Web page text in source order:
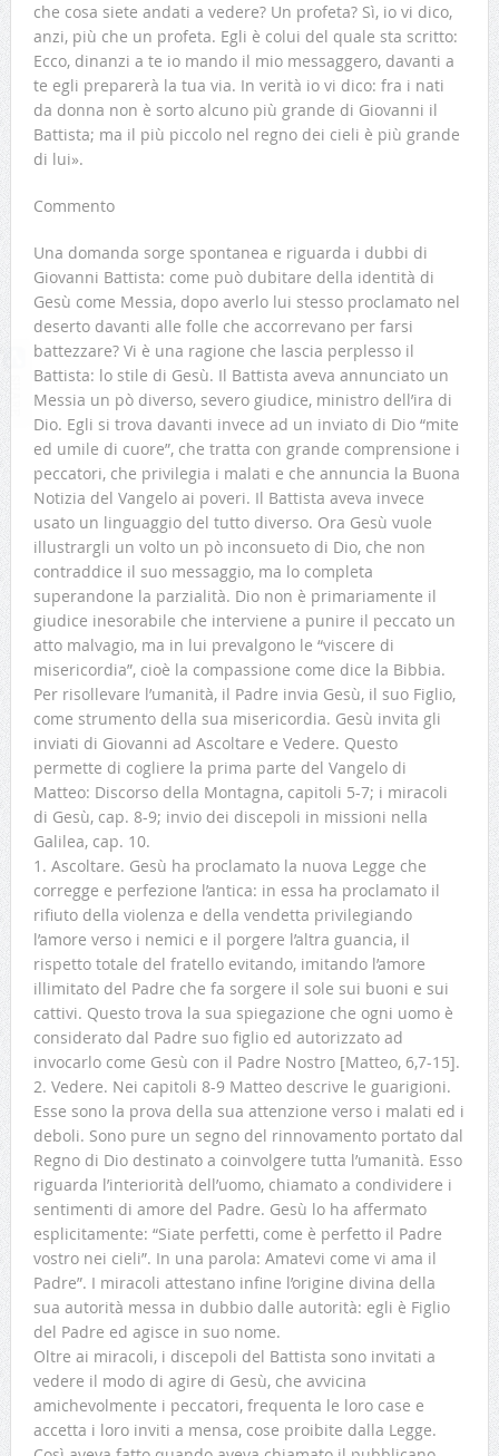
che cosa siete andati a vedere? Un profeta? Sì, io vi dico,
anzi, più che un profeta. Egli è colui del quale sta scritto:
Ecco, dinanzi a te io mando il mio messaggero, davanti a
te egli preparerà la tua via. In verità io vi dico: fra i nati
da donna non è sorto alcuno più grande di Giovanni il
Battista; ma il più piccolo nel regno dei cieli è più grande
di lui».
Commento
Una domanda sorge spontanea e riguarda i dubbi di
Giovanni Battista: come può dubitare della identità di
Gesù come Messia, dopo averlo lui stesso proclamato nel
deserto davanti alle folle che accorrevano per farsi
battezzare? Vi è una ragione che lascia perplesso il
Battista: lo stile di Gesù. Il Battista aveva annunciato un
Messia un pò diverso, severo giudice, ministro dell’ira di
Dio. Egli si trova davanti invece ad un inviato di Dio “mite
ed umile di cuore”, che tratta con grande comprensione i
peccatori, che privilegia i malati e che annuncia la Buona
Notizia del Vangelo ai poveri. Il Battista aveva invece
usato un linguaggio del tutto diverso. Ora Gesù vuole
illustrargli un volto un pò inconsueto di Dio, che non
contraddice il suo messaggio, ma lo completa
superandone la parzialità. Dio non è primariamente il
giudice inesorabile che interviene a punire il peccato un
atto malvagio, ma in lui prevalgono le “viscere di
misericordia”, cioè la compassione come dice la Bibbia.
Per risollevare l’umanità, il Padre invia Gesù, il suo Figlio,
come strumento della sua misericordia. Gesù invita gli
inviati di Giovanni ad Ascoltare e Vedere. Questo
permette di cogliere la prima parte del Vangelo di
Matteo: Discorso della Montagna, capitoli 5-7; i miracoli
di Gesù, cap. 8-9; invio dei discepoli in missioni nella
Galilea, cap. 10.
1. Ascoltare. Gesù ha proclamato la nuova Legge che
corregge e perfezione l’antica: in essa ha proclamato il
rifiuto della violenza e della vendetta privilegiando
l’amore verso i nemici e il porgere l’altra guancia, il
rispetto totale del fratello evitando, imitando l’amore
illimitato del Padre che fa sorgere il sole sui buoni e sui
cattivi. Questo trova la sua spiegazione che ogni uomo è
considerato dal Padre suo figlio ed autorizzato ad
invocarlo come Gesù con il Padre Nostro [Matteo, 6,7-15].
2. Vedere. Nei capitoli 8-9 Matteo descrive le guarigioni.
Esse sono la prova della sua attenzione verso i malati ed i
deboli. Sono pure un segno del rinnovamento portato dal
Regno di Dio destinato a coinvolgere tutta l’umanità. Esso
riguarda l’interiorità dell’uomo, chiamato a condividere i
sentimenti di amore del Padre. Gesù lo ha affermato
esplicitamente: “Siate perfetti, come è perfetto il Padre
vostro nei cieli”. In una parola: Amatevi come vi ama il
Padre”. I miracoli attestano infine l’origine divina della
sua autorità messa in dubbio dalle autorità: egli è Figlio
del Padre ed agisce in suo nome.
Oltre ai miracoli, i discepoli del Battista sono invitati a
vedere il modo di agire di Gesù, che avvicina
amichevolmente i peccatori, frequenta le loro case e
accetta i loro inviti a mensa, cose proibite dalla Legge.